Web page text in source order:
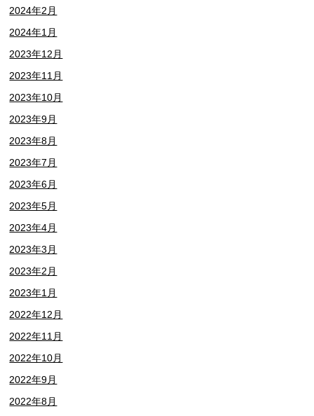
2024年2月
2024年1月
2023年12月
2023年11月
2023年10月
2023年9月
2023年8月
2023年7月
2023年6月
2023年5月
2023年4月
2023年3月
2023年2月
2023年1月
2022年12月
2022年11月
2022年10月
2022年9月
2022年8月